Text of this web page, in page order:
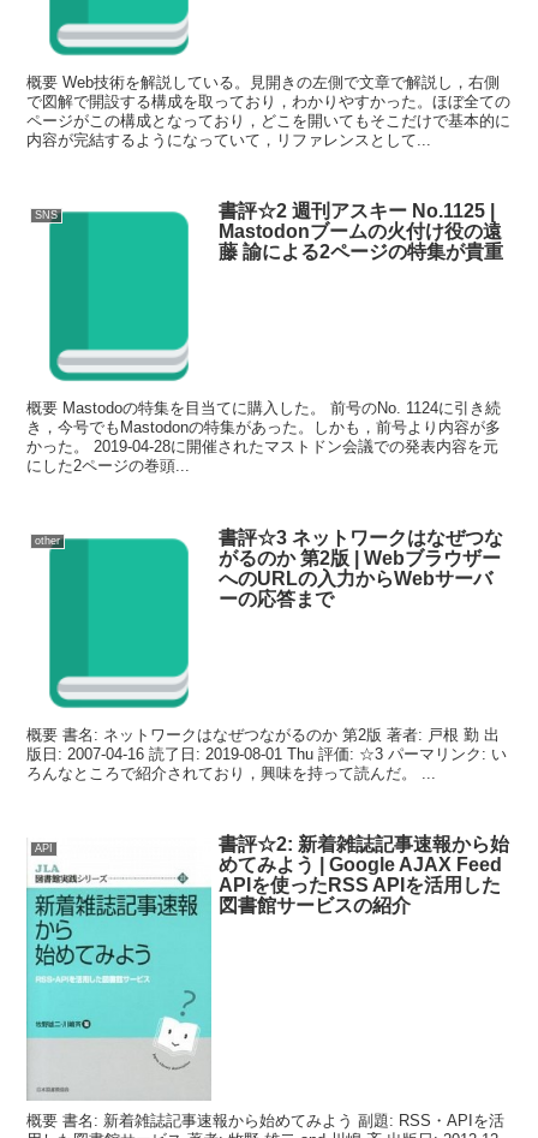
概要 Web技術を解説している。見開きの左側で文章で解説し，右側
で図解で開設する構成を取っており，わかりやすかった。ほぼ全ての
ページがこの構成となっており，どこを開いてもそこだけで基本的に
内容が完結するようになっていて，リファレンスとして...
SNS
書評☆2 週刊アスキー No.1125 |
Mastodonブームの火付け役の遠
藤 諭による2ページの特集が貴重
概要 Mastodoの特集を目当てに購入した。 前号のNo. 1124に引き続
き，今号でもMastodonの特集があった。しかも，前号より内容が多
かった。 2019-04-28に開催されたマストドン会議での発表内容を元
にした2ページの巻頭...
other
書評☆3 ネットワークはなぜつな
がるのか 第2版 | Webブラウザー
へのURLの入力からWebサーバ
ーの応答まで
概要 書名: ネットワークはなぜつながるのか 第2版 著者: 戸根 勤 出
版日: 2007-04-16 読了日: 2019-08-01 Thu 評価: ☆3 パーマリンク: い
ろんなところで紹介されており，興味を持って読んだ。 ...
API
書評☆2: 新着雑誌記事速報から始
めてみよう | Google AJAX Feed
APIを使ったRSS APIを活用した
図書館サービスの紹介
概要 書名: 新着雑誌記事速報から始めてみよう 副題: RSS・APIを活